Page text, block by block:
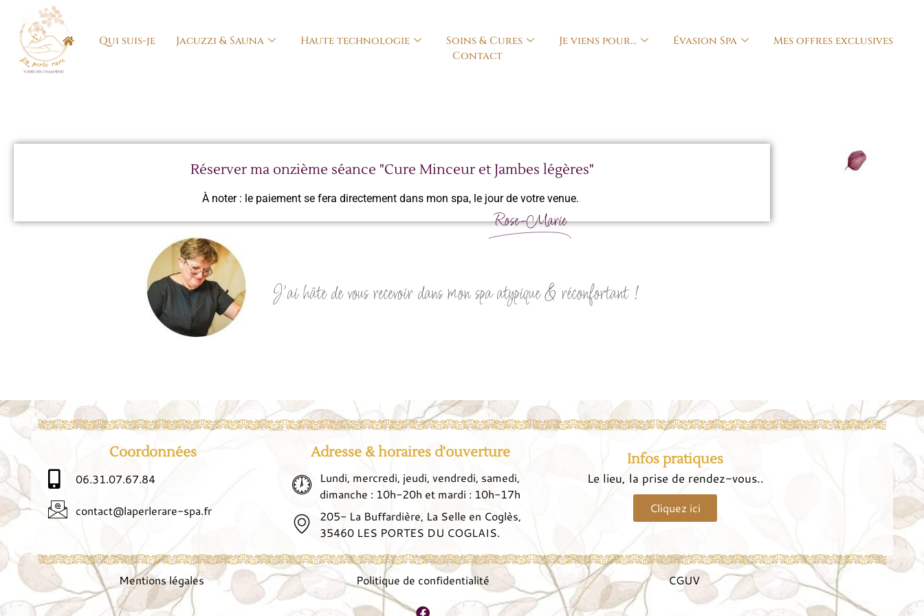
Qui suis-je Jacuzzi & Sauna Haute technologie Soins & Cures Je viens pour… Évasion Spa
Mes offres exclusives
Contact
Réserver ma onzième séance "Cure Minceur et Jambes légères"
À noter : le paiement se fera directement dans mon spa, le jour de votre venue.
J’ai hâte de vous recevoir dans mon spa atypique & réconfortant !
Rose-Marie
Coordonnées
06.31.07.67.84
contact@laperlerare-spa.fr
Adresse & horaires d'ouverture
Lundi, mercredi, jeudi, vendredi, samedi,
dimanche : 10h-20h et mardi : 10h-17h
205- La Buffardière, La Selle en Coglès,
35460 LES PORTES DU COGLAIS.
Infos pratiques
Le lieu, la prise de rendez-vous..
Cliquez ici
Mentions légales Politique de confidentialité CGUV